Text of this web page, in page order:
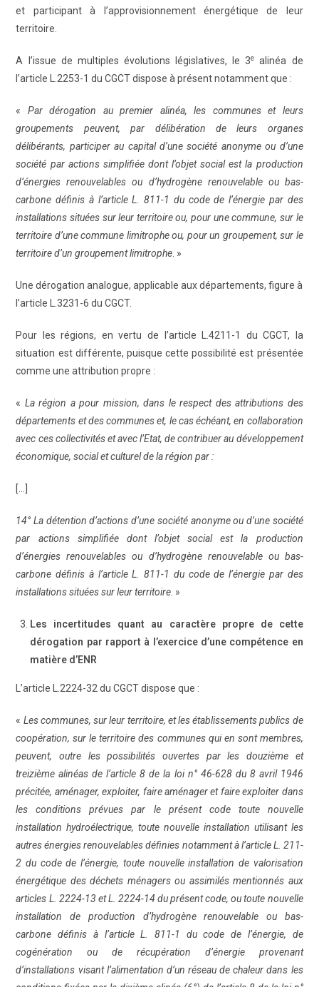
et participant à l’approvisionnement énergétique de leur
territoire.
A l’issue de multiples évolutions législatives, le 3e alinéa de
l’article L.2253-1 du CGCT dispose à présent notamment que :
« Par dérogation au premier alinéa, les communes et leurs
groupements peuvent, par délibération de leurs organes
délibérants, participer au capital d’une société anonyme ou d’une
société par actions simplifiée dont l’objet social est la production
d’énergies renouvelables ou d’hydrogène renouvelable ou bas-
carbone définis à l’article L. 811-1 du code de l’énergie par des
installations situées sur leur territoire ou, pour une commune, sur le
territoire d’une commune limitrophe ou, pour un groupement, sur le
territoire d’un groupement limitrophe . »
Une dérogation analogue, applicable aux départements, figure à
l’article L.3231-6 du CGCT.
Pour les régions, en vertu de l’article L.4211-1 du CGCT, la
situation est différente, puisque cette possibilité est présentée
comme une attribution propre :
« La région a pour mission, dans le respect des attributions des
départements et des communes et, le cas échéant, en collaboration
avec ces collectivités et avec l’Etat, de contribuer au développement
économique, social et culturel de la région par :
[…]
14° La détention d’actions d’une société anonyme ou d’une société
par actions simplifiée dont l’objet social est la production
d’énergies renouvelables ou d’hydrogène renouvelable ou bas-
carbone définis à l’article L. 811-1 du code de l’énergie par des
installations situées sur leur territoire . »
Les incertitudes quant au caractère propre de cette
dérogation par rapport à l’exercice d’une compétence en
matière d’ENR
L’article L.2224-32 du CGCT dispose que :
« Les communes, sur leur territoire, et les établissements publics de
coopération, sur le territoire des communes qui en sont membres,
peuvent, outre les possibilités ouvertes par les douzième et
treizième alinéas de l’article 8 de la loi n° 46-628 du 8 avril 1946
précitée, aménager, exploiter, faire aménager et faire exploiter dans
les conditions prévues par le présent code toute nouvelle
installation hydroélectrique, toute nouvelle installation utilisant les
autres énergies renouvelables définies notamment à l’article L. 211-
2 du code de l’énergie, toute nouvelle installation de valorisation
énergétique des déchets ménagers ou assimilés mentionnés aux
articles L. 2224-13 et L. 2224-14 du présent code, ou toute nouvelle
installation de production d’hydrogène renouvelable ou bas-
carbone définis à l’article L. 811-1 du code de l’énergie, de
cogénération ou de récupération d’énergie provenant
d’installations visant l’alimentation d’un réseau de chaleur dans les